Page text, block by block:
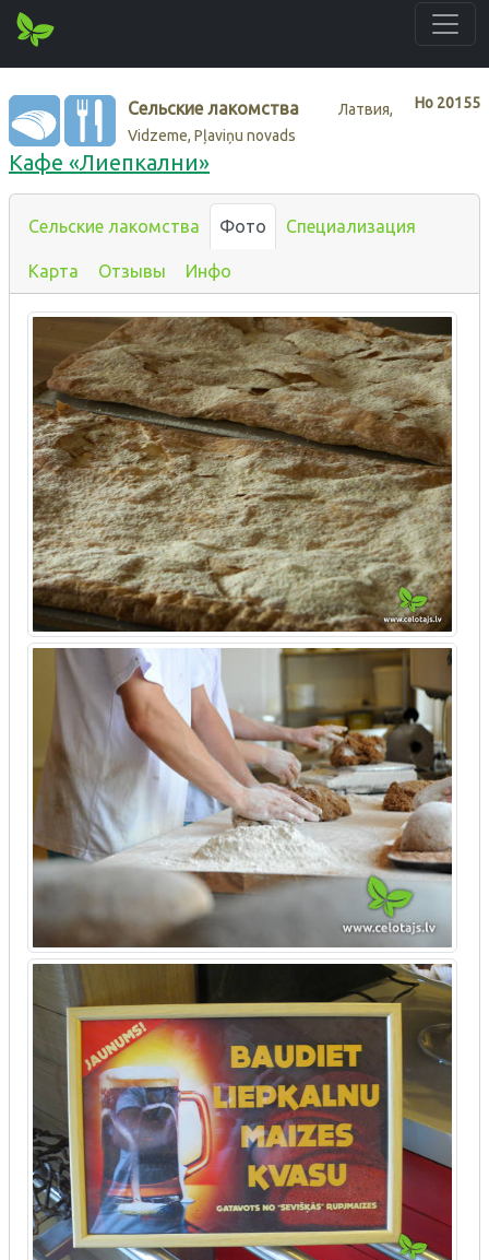
Нo 20155
Сельские лакомства
Латвия,
Vidzeme, Pļaviņu novads
Кафе «Лиепкални»
Сельские лакомства Фото Специализация
Карта Отзывы Инфо